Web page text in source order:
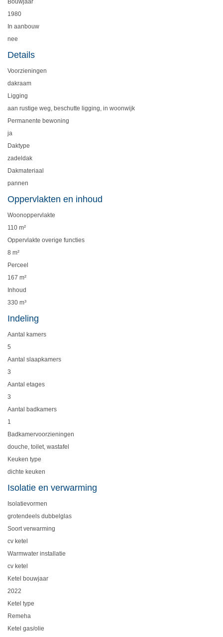
Bouwjaar
1980
In aanbouw
nee
Details
Voorzieningen
dakraam
Ligging
aan rustige weg, beschutte ligging, in woonwijk
Permanente bewoning
ja
Daktype
zadeldak
Dakmateriaal
pannen
Oppervlakten en inhoud
Woonoppervlakte
110 m²
Oppervlakte overige functies
8 m²
Perceel
167 m²
Inhoud
330 m³
Indeling
Aantal kamers
5
Aantal slaapkamers
3
Aantal etages
3
Aantal badkamers
1
Badkamervoorzieningen
douche, toilet, wastafel
Keuken type
dichte keuken
Isolatie en verwarming
Isolatievormen
grotendeels dubbelglas
Soort verwarming
cv ketel
Warmwater installatie
cv ketel
Ketel bouwjaar
2022
Ketel type
Remeha
Ketel gas/olie